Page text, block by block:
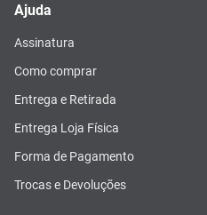
Ajuda
Assinatura
Como comprar
Entrega e Retirada
Entrega Loja Física
Forma de Pagamento
Trocas e Devoluções